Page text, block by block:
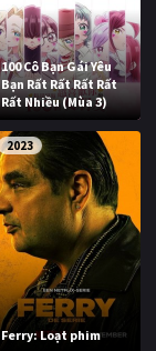
100 Cô Bạn Gái Yêu
Bạn Rất Rất Rất Rất
Rất Nhiều (Mùa 3)
2023
Ferry: Loạt phim